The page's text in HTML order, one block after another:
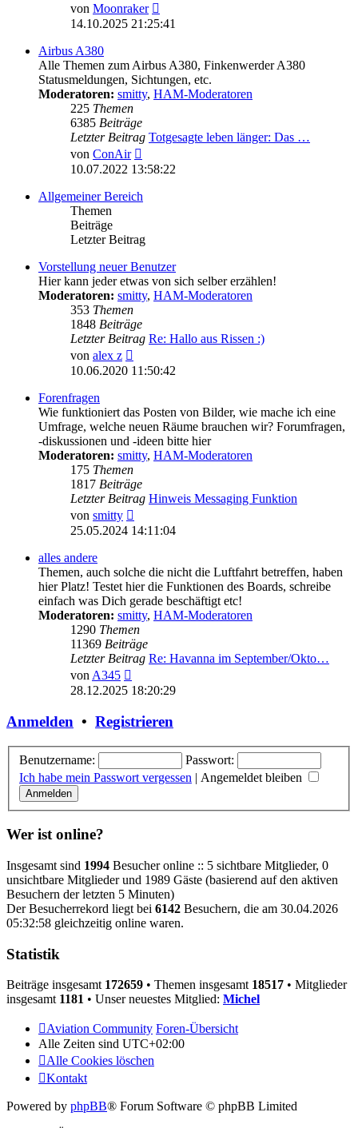
von Moonraker
Beitrag
14.10.2025 21:25:41
Airbus A380
Alle Themen zum Airbus A380, Finkenwerder A380
Statusmeldungen, Sichtungen, etc.
Moderatoren: smitty, HAM-Moderatoren
225 Themen
6385 Beiträge
Letzter Beitrag Totgesagte leben länger: Das …
von ConAir
Beitrag
10.07.2022 13:58:22
Allgemeiner Bereich
Themen
Beiträge
Letzter Beitrag
Vorstellung neuer Benutzer
Hier kann jeder etwas von sich selber erzählen!
Moderatoren: smitty, HAM-Moderatoren
353 Themen
1848 Beiträge
Letzter Beitrag Re: Hallo aus Rissen :)
von alex z
Beitrag
10.06.2020 11:50:42
Forenfragen
Wie funktioniert das Posten von Bilder, wie mache ich eine
Umfrage, welche neuen Räume brauchen wir? Forumfragen,
-diskussionen und -ideen bitte hier
Moderatoren: smitty, HAM-Moderatoren
175 Themen
1817 Beiträge
Letzter Beitrag Hinweis Messaging Funktion
von smitty
Beitrag
25.05.2024 14:11:04
alles andere
Themen, auch solche die nicht die Luftfahrt betreffen, haben
hier Platz! Testet hier die Funktionen des Boards, schreibe
einfach was Dich gerade beschäftigt etc!
Moderatoren: smitty, HAM-Moderatoren
1290 Themen
11369 Beiträge
Letzter Beitrag Re: Havanna im September/Okto…
vonA345
Beitrag
28.12.2025 18:20:29
Anmelden • Registrieren
Benutzername:
Passwort:
Ich habe mein Passwort vergessen | Angemeldet bleiben
Wer ist online?
Insgesamt sind 1994 Besucher online :: 5 sichtbare Mitglieder, 0
unsichtbare Mitglieder und 1989 Gäste (basierend auf den aktiven
Besuchern der letzten 5 Minuten)
Der Besucherrekord liegt bei 6142 Besuchern, die am 30.04.2026
05:32:58 gleichzeitig online waren.
Statistik
Beiträge insgesamt 172659 • Themen insgesamt 18517 • Mitglieder
insgesamt 1181 • Unser neuestes Mitglied: Michel
Aviation Community Foren-Übersicht
Alle Zeiten sind UTC+02:00
Alle Cookies löschen
Kontakt
Powered by phpBB® Forum Software © phpBB Limited